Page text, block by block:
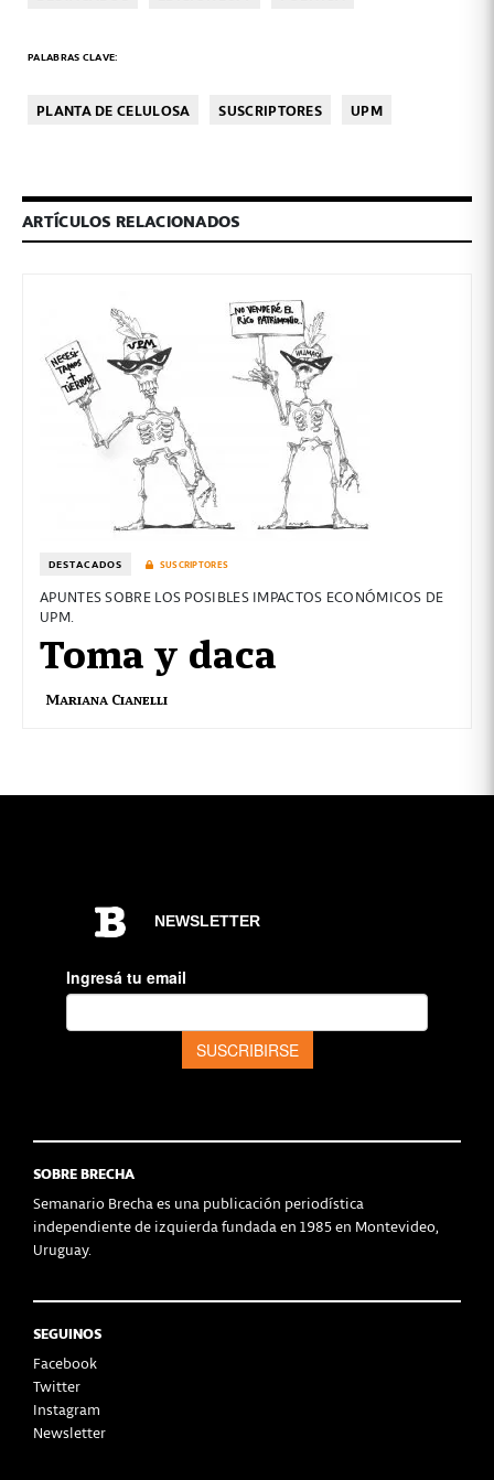
PALABRAS CLAVE:
PLANTA DE CELULOSA SUSCRIPTORES UPM
ARTÍCULOS RELACIONADOS
DESTACADOS SUSCRIPTORES
APUNTES SOBRE LOS POSIBLES IMPACTOS ECONÓMICOS DE
UPM.
Toma y daca
Mariana Cianelli
SOBRE BRECHA
Semanario Brecha es una publicación periodística
independiente de izquierda fundada en 1985 en Montevideo,
Uruguay.
SEGUINOS
Facebook
Twitter
Instagram
Newsletter